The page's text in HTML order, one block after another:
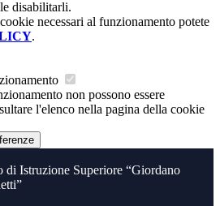
disabilitarli.
necessari al funzionamento potete
.
non possono essere
l'elenco nella pagina della cookie
di Istruzione Superiore “Giordano